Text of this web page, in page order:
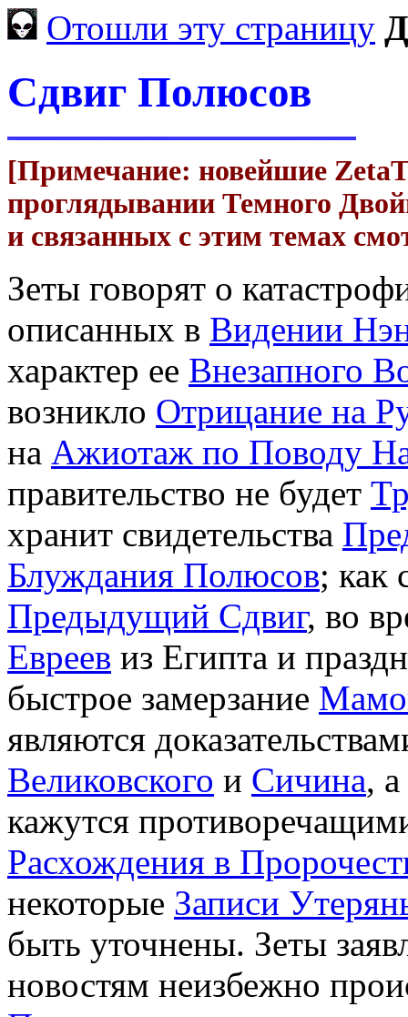
Отошли эту страницу
Сдвиг Полюсов
[Примечание: новейшие
проглядывании Темного
и связанных с этим темах
Зеты говорят о
описанных в Видении
характер ее Внезапного
возникло Отрицание на
на Ажиотаж по Поводу
правительство не будет
хранит свидетельства
Блуждания Полюсов; как
Предыдущий Сдвиг, во
Евреев из Египта и
быстрое замерзание
являются
Великовского и Сичина,
кажутся
Расхождения в
некоторые Записи
быть уточнены. Зеты
новостям неизбежно